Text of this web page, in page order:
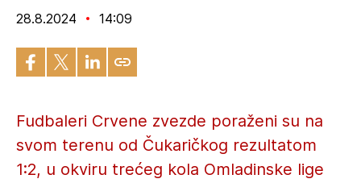
28.8.2024 14:09
Fudbaleri Crvene zvezde poraženi su na
svom terenu od Čukaričkog rezultatom
1:2, u okviru trećeg kola Omladinske lige